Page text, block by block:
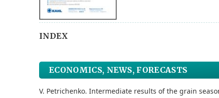
INDEX
ECONOMICS, NEWS, FORECASTS
V. Petrichenko. Intermediate results of the grain